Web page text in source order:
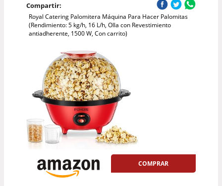
Compartir:
Royal Catering Palomitera Máquina Para Hacer Palomitas
(Rendimiento: 5 kg/h, 16 L/h, Olla con Revestimiento
antiadherente, 1500 W, Con carrito)
COMPRAR